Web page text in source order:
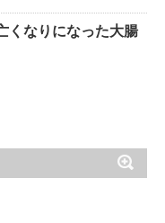
くなりになった大腸